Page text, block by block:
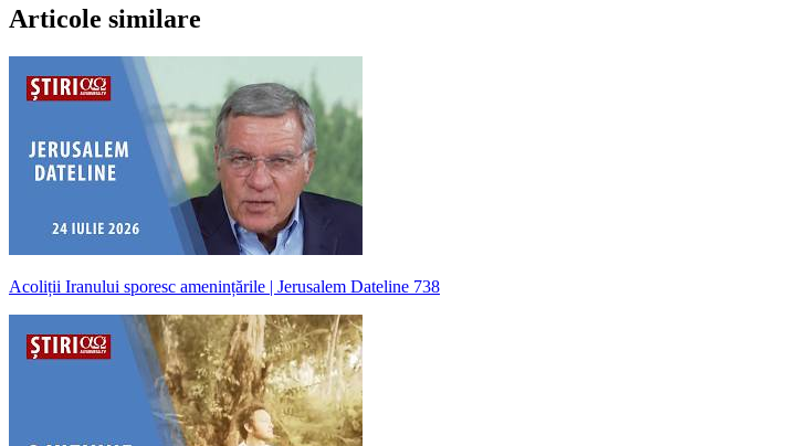
Articole similare
Acoliții Iranului sporesc amenințările | Jerusalem Dateline 738